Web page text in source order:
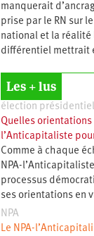
manquerait
prise par le RN sur
national et la réalité
différentiel mettrait
Les + lus
élection
Quelles orientations
l’Anticapitaliste
Comme à chaque
NPA-
processus
ses orientations en
NPA
Le NPA-